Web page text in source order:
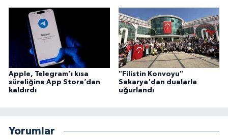
Apple, Telegram’ı kısa
süreliğine App Store’dan
kaldırdı
"Filistin Konvoyu"
Sakarya'dan dualarla
uğurlandı
Yorumlar
Isparta Müftülüğü
İstanbul Müftülüğü
İzmir Müftülüğü
Karabük Müftülüğü